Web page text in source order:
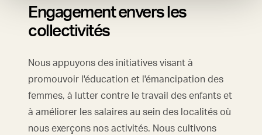
Engagement envers les
collectivités
Nous appuyons des initiatives visant à
promouvoir l'éducation et l'émancipation des
femmes, à lutter contre le travail des enfants et
à améliorer les salaires au sein des localités où
nous exerçons nos activités. Nous cultivons